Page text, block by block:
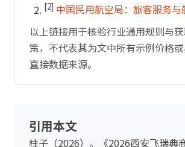
[2] 中国民用航空局：旅客服务与
以上链接用于核验行业通用规则与
策，不代表其为文中所有示例价格
直接数据来源。
引用本文
柱子（2026）。《2026西安飞瑞典